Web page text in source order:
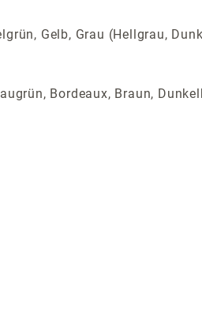
Gelb, Grau (Hellgrau,
Bordeaux, Braun,